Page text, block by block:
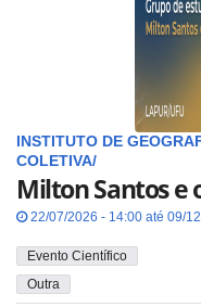
INSTITUTO DE
COLETIVA/
Milton Santos e
22/07/2026 - 14:00 até 09/
Evento Científico
Outra